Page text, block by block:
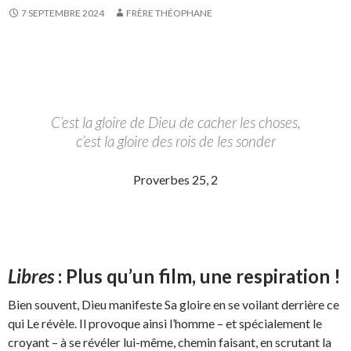
7 SEPTEMBRE 2024 FRÈRE THÉOPHANE
C’est la gloire de Dieu de cacher les choses,
c’est la gloire des rois de les sonder
Proverbes 25, 2
Libres: Plus qu’un film, une respiration !
Bien souvent, Dieu manifeste Sa gloire en se voilant derrière ce
qui Le révèle. Il provoque ainsi l’homme – et spécialement le
croyant – à se révéler lui-même, chemin faisant, en scrutant la